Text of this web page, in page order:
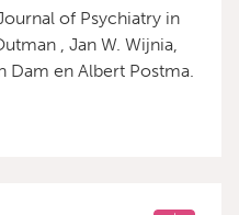
of Psychiatry in
, Jan W. Wijnia,
Dam en Albert Postma.